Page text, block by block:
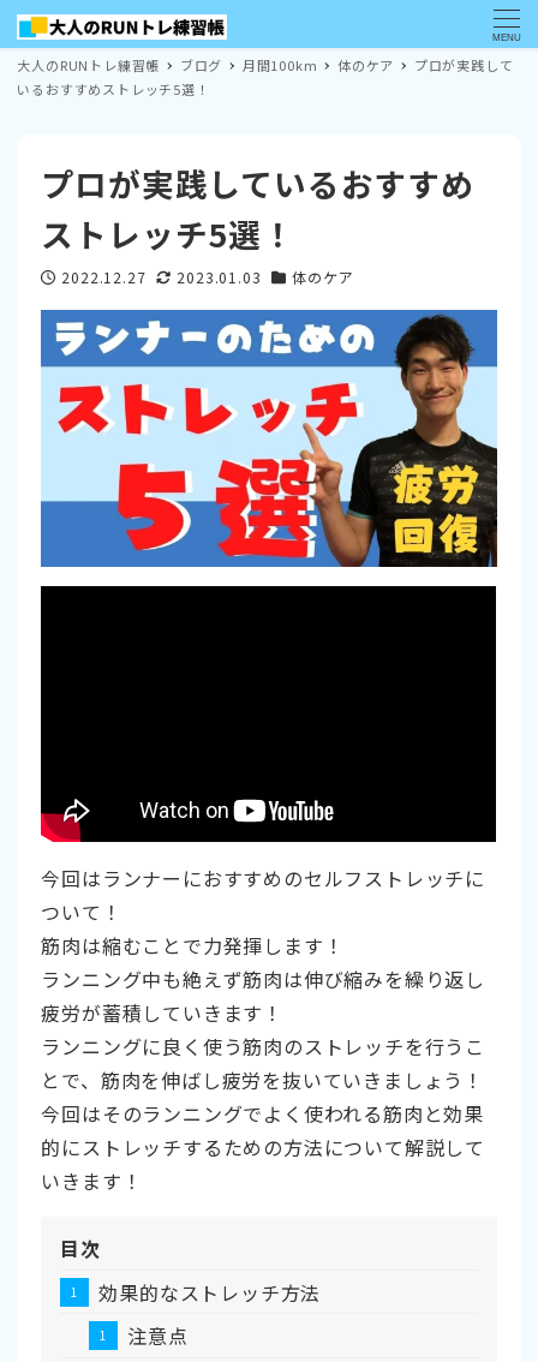
MENU
大人のRUNトレ練習帳 ブログ 月間100km 体のケア
プロが実践して
いるおすすめストレッチ5選！
プロが実践しているおすすめ
ストレッチ5選！
投稿日
2022.12.27
更新日
2023.01.03
カテゴリー
体のケア
今回はランナーにおすすめのセルフストレッチに
ついて！
筋肉は縮むことで力発揮します！
ランニング中も絶えず筋肉は伸び縮みを繰り返し
疲労が蓄積していきます！
ランニングに良く使う筋肉のストレッチを行うこ
とで、筋肉を伸ばし疲労を抜いていきましょう！
今回はそのランニングでよく使われる筋肉と効果
的にストレッチするための方法について解説して
いきます！
目次
効果的なストレッチ方法
注意点